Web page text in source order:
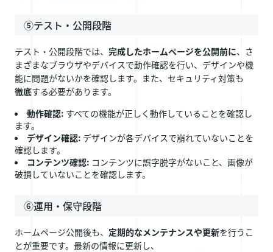
⑤テスト・公開段階
テスト・公開段階では、 完成したホームページを公開前に、さ
まざまなブラウザやデバイスで動作確認を行い、デザインや機
能に問題がないかを確認します。また、セキュリティ対策も
徹底する必要があります。
動作確認: すべての機能が正しく動作していることを確認し
ます。
デザイン確認: デザインが各デバイスで崩れていないことを
確認します。
コンテンツ確認: コンテンツに誤字脱字がないこと、画像が
破損していないことを確認します。
⑥運用・保守段階
ホームページ公開後も、 定期的なメンテナンスや更新を行うこ
とが重要です。最新の情報に更新し、